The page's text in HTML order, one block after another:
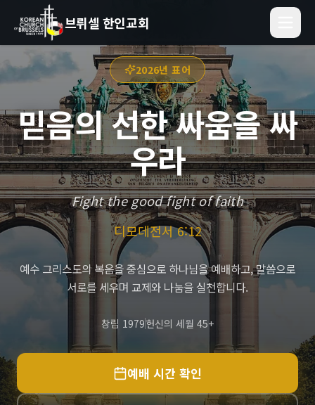
브뤼셀 한인교회
2026년 표어
믿음의 선한 싸움을 싸
우라
Fight the good fight of faith
디모데전서 6:12
예수 그리스도의 복음을 중심으로 하나님을 예배하고, 말씀으로
서로를 세우며 교제와 나눔을 실천합니다.
창립 1979헌신의 세월 45+
예배 시간 확인